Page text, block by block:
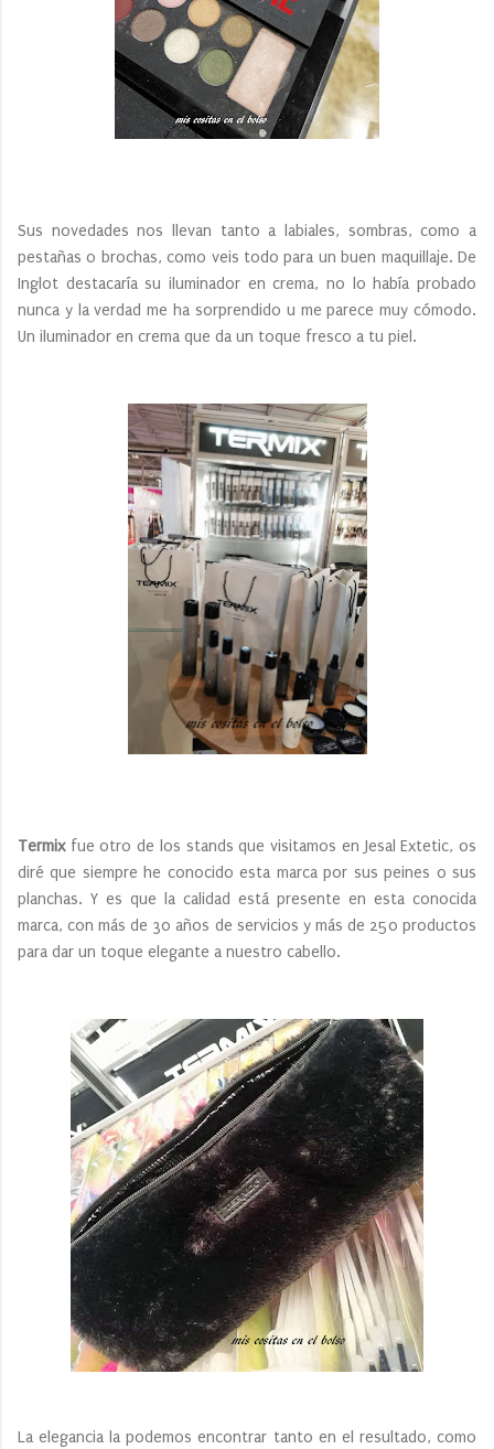
Sus novedades nos llevan tanto a labiales, sombras, como a
pestañas o brochas, como veis todo para un buen maquillaje. De
Inglot destacaría su iluminador en crema, no lo había probado
nunca y la verdad me ha sorprendido u me parece muy cómodo.
Un iluminador en crema que da un toque fresco a tu piel.
Termix fue otro de los stands que visitamos en Jesal Extetic, os
diré que siempre he conocido esta marca por sus peines o sus
planchas. Y es que la calidad está presente en esta conocida
marca, con más de 30 años de servicios y más de 250 productos
para dar un toque elegante a nuestro cabello.
La elegancia la podemos encontrar tanto en el resultado, como